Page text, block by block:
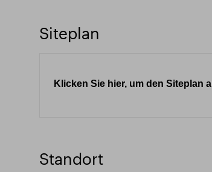
Siteplan
Klicken Sie hier, um den Siteplan
Standort